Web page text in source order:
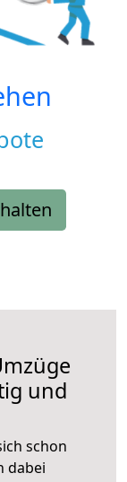
und
schon
dabei